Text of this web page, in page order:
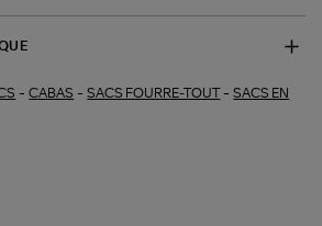
-CABAS -SACS FOURRE-TOUT -SACS EN